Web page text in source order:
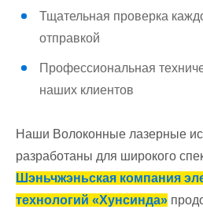
Тщательная проверка
отправкой
Профессиональная
наших клиентов
Наши Волоконные лазерные
разработаны для широкого
Шэньчжэньская компания
технологий «Хунсинда»